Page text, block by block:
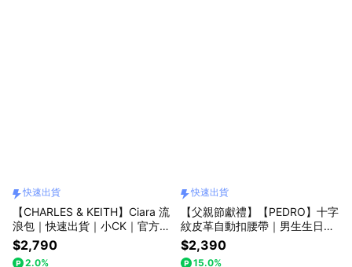
快速出貨
【CHARLES & KEITH】Ciara 流
浪包｜快速出貨｜小CK｜官方直
營
$2,790
2.0%
快速出貨
【父親節獻禮】【PEDRO】十字
紋皮革自動扣腰帶｜男生生日禮
物｜型男單品｜快速出貨｜小CK
集團品牌
$2,390
15.0%